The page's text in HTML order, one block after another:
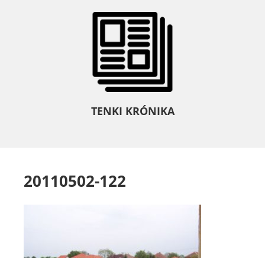
TENKI KRÓNIKA
20110502-122